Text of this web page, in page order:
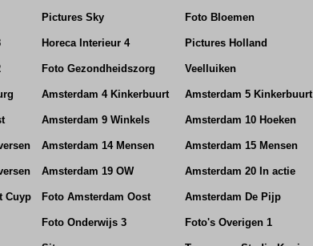
Pictures Sky Foto Bloemen
Horeca Interieur 4 Pictures Holland
Foto Gezondheidszorg Veelluiken
Amsterdam 4 Kinkerbuurt Amsterdam 5 Kinkerbuurt
Amsterdam 9 Winkels Amsterdam 10 Hoeken
Amsterdam 14 Mensen Amsterdam 15 Mensen
Amsterdam 19 OW Amsterdam 20 In actie
Cuyp Foto Amsterdam Oost Amsterdam De Pijp
Foto Onderwijs 3 Foto's Overigen 1